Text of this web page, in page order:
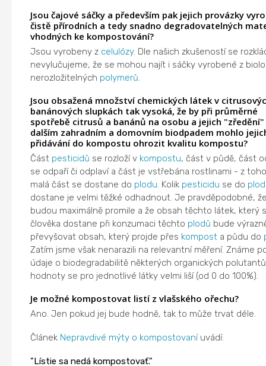
Jsou čajové sáčky a především pak jejich provázky
čistě přírodních a tedy snadno degradovatelných
vhodných ke kompostování?
Jsou vyrobeny z celulózy. Dle našich zkušeností se
nevylučujeme, že se mohou najít i sáčky vyrobené z
nerozložitelných polymerů
Jsou obsažená množství chemických látek v
banánových slupkách tak vysoká, že by při průměrné
spotřebě citrusů a banánů na osobu a jejich "zředění"
dalším zahradním a domovním biodpadem mohlo
přidávání do kompostu ohrozit kvalitu kompostu?
Část pesticidů se rozloží v kompostu, část v půdě, část
se odpaří či odplaví a část je vstřebána rostlinami - z
malá část se dostane do plodu . Kolik pesticidu se do
dostane je velmi těžké odhadnout. Je pravděpodobné,
budou maximálně promile a že obsah těchto látek, který
člověka dostane při konzumaci těchto plodů bude
převyšovat obsah, který projde přes kompost a půdu do
Zatím jsme však nenarazili na relevantní měření. Známe
údaje o biodegradabilitě některých organických
hodnoty se pro jednotlivé látky velmi liší (od 0 do 100%).
Je možné kompostovat listí z vlašského ořechu?
Ano. Jen pokud jej bude hodně, tak to může trvat déle.
Článek Nepravdivé mýty o kompostovaníuvádí:
"Lístie sa nedá kompostovať."